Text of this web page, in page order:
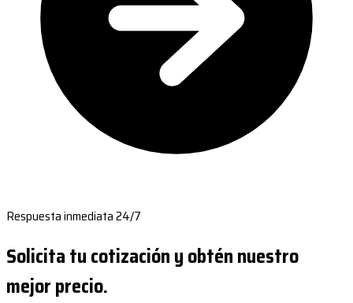
Respuesta inmediata 24/7
Solicita tu cotización y obtén nuestro
mejor precio.